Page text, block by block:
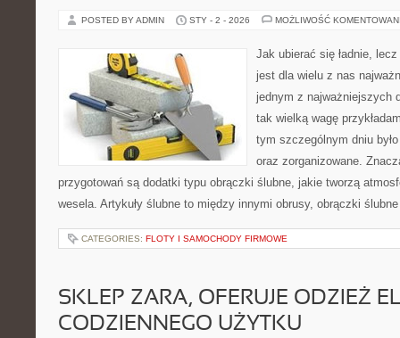
POSTED BY ADMIN STY - 2 - 2026 MOŻLIWOŚĆ
Jak ubierać się ładnie,
jest dla wielu z nas
jednym z najważniejszych
tak wielką wagę
tym szczególnym dniu
oraz zorganizowane.
przygotowań są dodatki typu obrączki ślubne, jakie tworzą
wesela. Artykuły ślubne to między innymi obrusy, obrączki
CATEGORIES: FLOTY I SAMOCHODY FIRMOWE
SKLEP ZARA, OFERUJE ODZIEŻ
CODZIENNEGO UŻYTKU